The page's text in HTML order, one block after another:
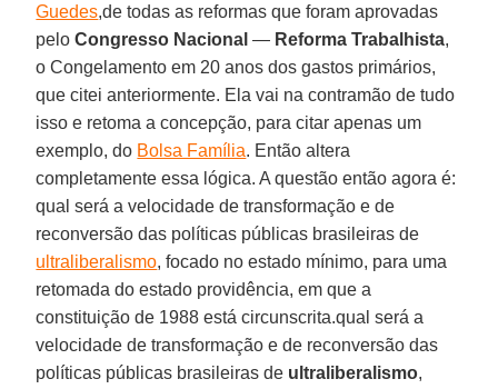
Guedes,de todas as reformas que foram aprovadas
peloCongresso Nacional — Reforma Trabalhista,
o Congelamento em 20 anos dos gastos primários,
que citei anteriormente. Ela vai na contramão de tudo
isso e retoma a concepção, para citar apenas um
exemplo, do Bolsa Família. Então altera
completamente essa lógica. A questão então agora é:
qual será a velocidade de transformação e de
reconversão das políticas públicas brasileiras de
ultraliberalismo, focado no estado mínimo, para uma
retomada do estado providência, em que a
constituição de 1988 está circunscrita.qual será a
velocidade de transformação e de reconversão das
políticas públicas brasileiras de ultraliberalismo,